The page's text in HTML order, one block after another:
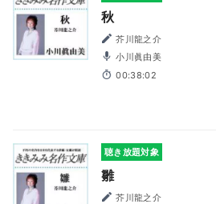
秋
芥川龍之介
小川眞由美
00:38:02
聴き放題対象
雛
芥川龍之介